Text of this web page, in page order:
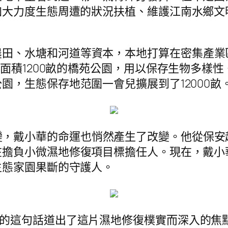
力度生態周遭的狀況扶植、維護江南水鄉
、水塘和河道等資本，本地打算在密集產
積1200畝的橋苑公園，用以保存生物多樣
，生態保存地范圍一會兒擴展到了12000畝
戴小華的命運也悄然產生了改變。他從保
負小微濕地修復項目標擔任人。現在，戴
家園果斷的守護人。
這句話道出了這片濕地修復樸實而深入的